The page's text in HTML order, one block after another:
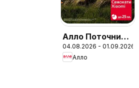
Алло Поточний
каталог
04.08.2026 - 01.09.2026
Алло